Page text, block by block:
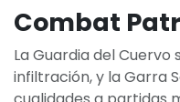
Combat
La Guardia del Cuervo
infiltración, y la Garra